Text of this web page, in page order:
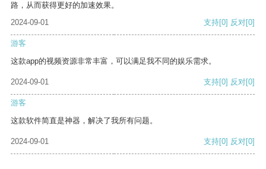
路，从而获得更好的加速效果。
2024-09-01
支持[0] 反对[0]
游客
这款app的视频资源非常丰富，可以满足我不同的娱乐需求。
2024-09-01 支持[0] 反对[0]
游客
这款软件简直是神器，解决了我所有问题。
2024-09-01 支持[0] 反对[0]